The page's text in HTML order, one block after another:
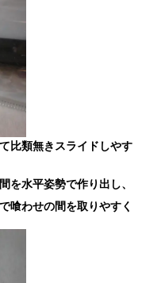
比類無きスライドしやす
を水平姿勢で作り出し、
喰わせの間を取りやすく